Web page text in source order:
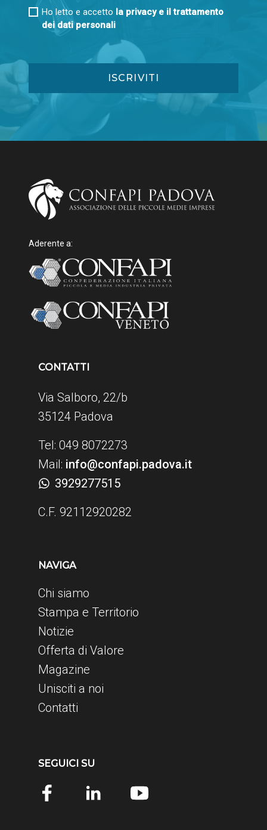
Ho letto e accetto la privacy e il trattamento
dei dati personali
Aderente a:
CONTATTI
Via Salboro, 22/b
35124 Padova
Tel: 049 8072273
Mail: info@confapi.padova.it
3929277515
C.F. 92112920282
NAVIGA
Chi siamo
Stampa e Territorio
Notizie
Offerta di Valore
Magazine
Unisciti a noi
Contatti
SEGUICI SU